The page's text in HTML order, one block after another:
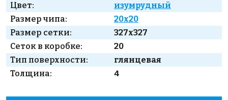
Цвет:
изумрудный
Размер чипа:
20x20
Размер сетки:
327x327
Сеток в коробке:
20
Тип поверхности:
глянцевая
Толщина:
4